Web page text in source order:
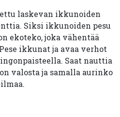
laskevan ikkunoiden
Siksi ikkunoiden pesu
ekoteko, joka vähentää
ikkunat ja avaa verhot
Saat nauttia
valosta ja samalla aurinko